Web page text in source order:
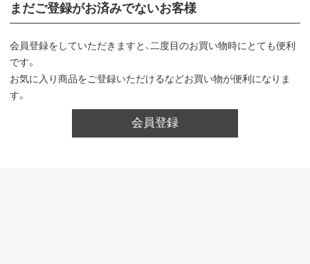
まだご登録がお済みでないお客様
会員登録をしていただきますと、二度目のお買い物時にとても便利
です。
お気に入り商品をご登録いただけるなどお買い物が便利になりま
す。
会員登録